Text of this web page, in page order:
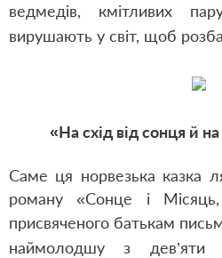
ведмедів, кмітливих
вирушають у світ, щоб
«На схід від сонця й на
Саме ця норвезька казка
роману «Сонце і
присвяченого батькам
наймолодшу з дев’яти